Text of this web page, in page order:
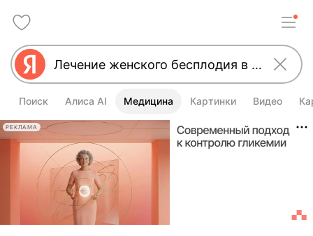
Поиск Алиса AI Медицина Картинки Видео
РЕКЛАМА